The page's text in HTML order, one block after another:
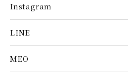
Instagram
LINE
MEO